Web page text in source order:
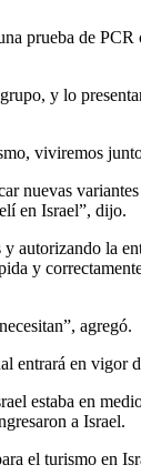
prueba de PCR
y lo
viviremos
nuevas
en Israel”, dijo.
autorizando la
y
agregó.
entrará en vigor
estaba en
a Israel.
el turismo en